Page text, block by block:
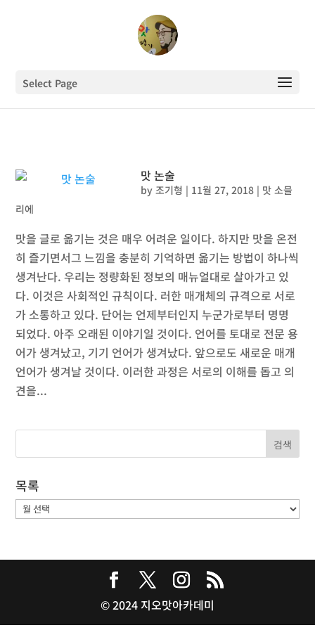
Select Page
맛 논술
by 조기형 | 11월 27, 2018| 맛 소믈
리에
맛을 글로 옮기는 것은 매우 어려운 일이다. 하지만 맛을 온전
히 즐기면서그 느낌을 충분히 기억하면 옮기는 방법이 하나씩
생겨난다. 우리는 정량화된 정보의 매뉴얼대로 살아가고 있
다. 이것은 사회적인 규칙이다. 러한 매개체의 규격으로 서로
가 소통하고 있다. 단어는 언제부터인지 누군가로부터 명명
되었다. 아주 오래된 이야기일 것이다. 언어를 토대로 전문 용
어가 생겨났고, 기기 언어가 생겨났다. 앞으로도 새로운 매개
언어가 생겨날 것이다. 이러한 과정은 서로의 이해를 돕고 의
견을...
목록
목
© 2024 지오맛아카데미